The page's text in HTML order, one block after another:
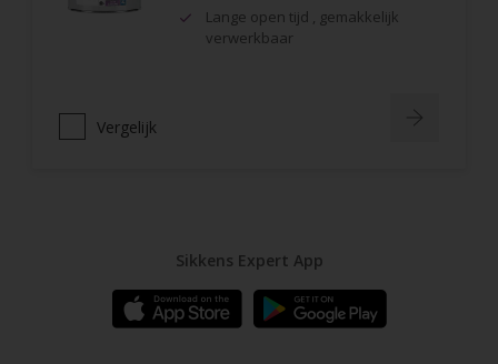
Lange open tijd , gemakkelijk
verwerkbaar
Vergelijk
Sikkens Expert App